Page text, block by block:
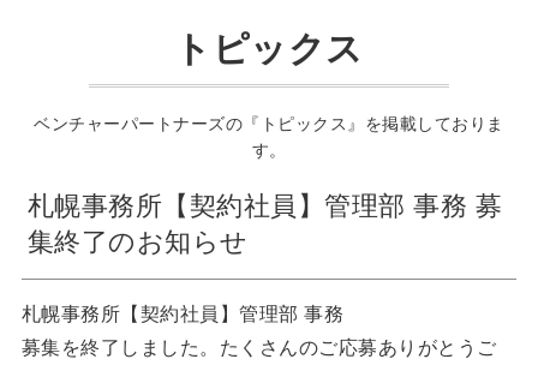
トピックス
ベンチャーパートナーズの『トピックス』を掲載しておりま
す。
札幌事務所【契約社員】管理部 事務 募
集終了のお知らせ
札幌事務所【契約社員】管理部 事務
募集を終了しました。たくさんのご応募ありがとうご